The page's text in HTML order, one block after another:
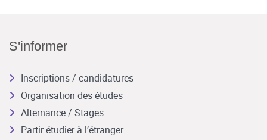
S'informer
Inscriptions / candidatures
Organisation des études
Alternance / Stages
Partir étudier à l’étranger